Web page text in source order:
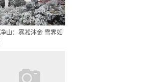
山：雾凇沐金 雪霁如